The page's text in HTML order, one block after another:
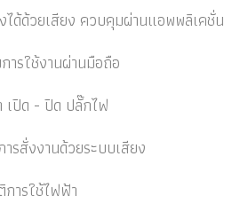
ได้ด้วยเสียง ควบคุมผ่านแอพพลิเคชั่น
ารใช้งานผ่านมือถือ
เปิด - ปิด ปลั๊กไฟ
รสั่งงานด้วยระบบเสียง
ารใช้ไฟฟ้า